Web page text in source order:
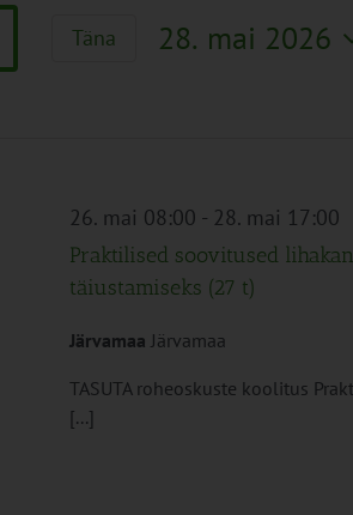
Täna
28. mai 2026
26. mai 08:00 - 28. mai 17:00
Praktilised soovitused
täiustamiseks (27 t)
Järvamaa Järvamaa
TASUTA roheoskuste koolitus
[...]